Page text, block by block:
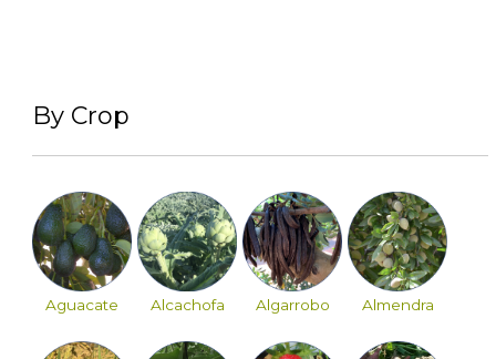
By Crop
Aguacate Alcachofa Algarrobo Almendra